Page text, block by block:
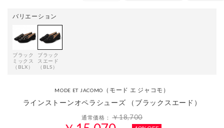
バリエーション
ブラック
ミックス
（BLX）
ブラック
スエード
（BLS）
MODE ET JACOMO （モード エ ジャコモ）
ラインストーンオペラシューズ （ブラックスエード）
通常価格：￥18,700